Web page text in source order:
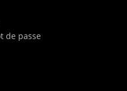
de passe